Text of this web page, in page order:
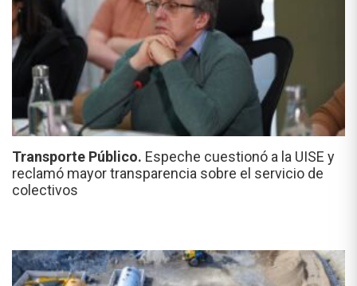
Transporte Público. Espeche cuestionó a la UISE y
reclamó mayor transparencia sobre el servicio de
colectivos